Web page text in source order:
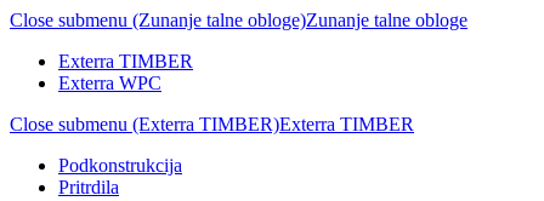
Close submenu (Zunanje talne obloge)Zunanje talne obloge
Exterra TIMBER
Exterra WPC
Close submenu (Exterra TIMBER)Exterra TIMBER
Podkonstrukcija
Pritrdila